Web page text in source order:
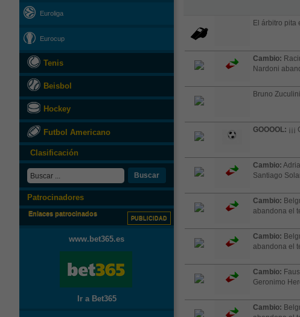
Euroliga
Eurocup
Tenis
Beisbol
Hockey
Futbol Americano
Clasificación
Buscar
Patrocinadores
Enlaces patrocinados
PUBLICIDAD
www.bet365.es
Ir a Bet365
El árbitro pita
Cambio:
Nardoni
Bruno
GOOOOL:
Cambio:
Santiago
Cambio:
abandona el
Cambio:
abandona el
Cambio:
Geronimo
Cambio: